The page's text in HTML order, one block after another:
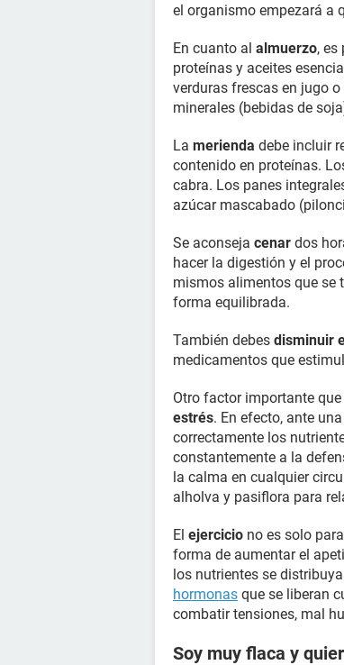
el organismo empezará a
En cuanto al almuerzo, es
proteínas y aceites
verduras frescas en jugo
minerales (bebidas de
La merienda debe incluir
contenido en proteínas.
cabra. Los panes
azúcar mascabado
Se aconseja cenar dos
hacer la digestión y el
mismos alimentos que se
forma equilibrada.
También debes disminuir
medicamentos que
Otro factor importante
estrés. En efecto, ante
correctamente los
constantemente a la
la calma en cualquier
alholva y pasiflora para
El ejercicio no es solo
forma de aumentar el
los nutrientes se
hormonas que se liberan
combatir tensiones, mal
Soy muy flaca y